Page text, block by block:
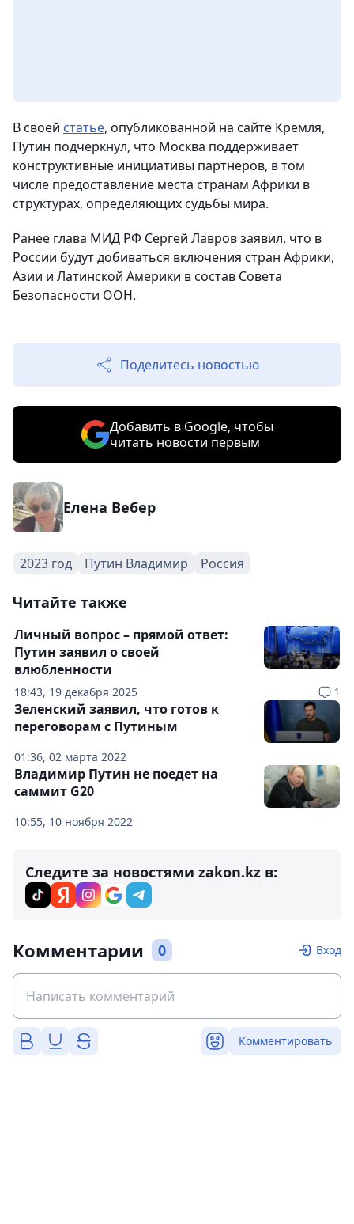
В своей статье, опубликованной на сайте Кремля,
Путин подчеркнул, что Москва поддерживает
конструктивные инициативы партнеров, в том
числе предоставление места странам Африки в
структурах, определяющих судьбы мира.
Ранее глава МИД РФ Сергей Лавров заявил, что в
России будут добиваться включения стран Африки,
Азии и Латинской Америки в состав Совета
Безопасности ООН.
Поделитесь новостью
Добавить в Google, чтобы
читать новости первым
Елена Вебер
2023 год Путин Владимир Россия
Читайте также
18:43, 19 декабря 2025 1
Личный вопрос – прямой ответ:
Путин заявил о своей
влюбленности
01:36, 02 марта 2022
Зеленский заявил, что готов к
переговорам с Путиным
10:55, 10 ноября 2022
Владимир Путин не поедет на
саммит G20
Следите за новостями zakon.kz в:
Комментарии 0 Вход
Комментировать